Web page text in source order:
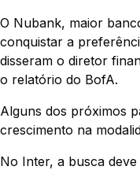
O Nubank, maior
conquistar a
disseram o diretor
o relatório do BofA.
Alguns dos próximos
crescimento na
No Inter, a busca